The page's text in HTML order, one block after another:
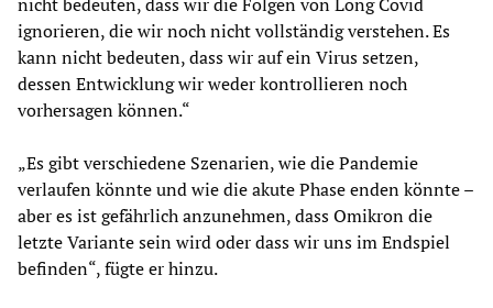
nicht bedeuten, dass wir die Folgen von Long Covid
ignorieren, die wir noch nicht vollständig verstehen. Es
kann nicht bedeuten, dass wir auf ein Virus setzen,
dessen Entwicklung wir weder kontrollieren noch
vorhersagen können.“
„Es gibt verschiedene Szenarien, wie die Pandemie
verlaufen könnte und wie die akute Phase enden könnte –
aber es ist gefährlich anzunehmen, dass Omikron die
letzte Variante sein wird oder dass wir uns im Endspiel
befinden“, fügte er hinzu.